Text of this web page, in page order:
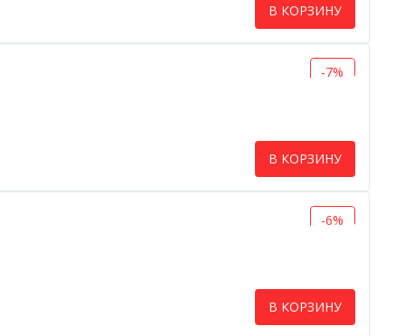
В КОРЗИНУ
-7%
В КОРЗИНУ
-6%
В КОРЗИНУ